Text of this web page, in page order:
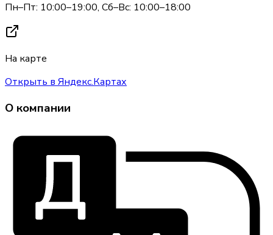
Пн–Пт: 10:00–19:00, Сб–Вс: 10:00–18:00
На карте
Открыть в Яндекс.Картах
О компании